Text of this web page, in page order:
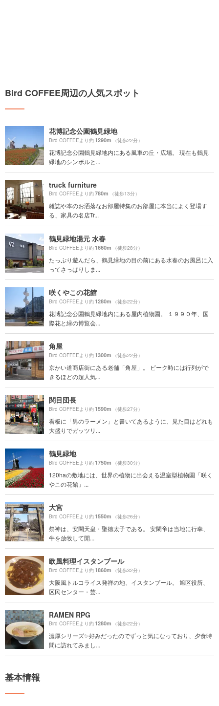
Bird COFFEE周辺の人気スポット
花博記念公園鶴見緑地
Bird COFFEEより約1290m （徒歩22分）
花博記念公園鶴見緑地内にある風車の丘・広場。 現在も鶴見
緑地のシンボルと...
truck furniture
Bird COFFEEより約780m （徒歩13分）
雑誌や本のお洒落なお部屋特集のお部屋に本当によく登場す
る、家具の名店Tr...
鶴見緑地湯元 水春
Bird COFFEEより約1660m （徒歩28分）
たっぷり遊んだら、鶴見緑地の目の前にある水春のお風呂に入
ってさっぱりしま...
咲くやこの花館
Bird COFFEEより約1280m （徒歩22分）
花博記念公園鶴見緑地内にある屋内植物園。 １９９０年、国
際花と緑の博覧会...
角屋
Bird COFFEEより約1300m （徒歩22分）
京かい道商店街にある老舗「角屋」。 ピーク時には行列がで
きるほどの超人気...
関目団長
Bird COFFEEより約1590m （徒歩27分）
看板に「男のラーメン」と書いてあるように、見た目はどれも
大盛りでガッツリ...
鶴見緑地
Bird COFFEEより約1750m （徒歩30分）
120haの敷地には、世界の植物に出会える温室型植物園「咲く
やこの花館」...
大宮
Bird COFFEEより約1550m （徒歩26分）
祭神は、安閑天皇・聖徳太子である。 安閑帝は当地に行幸、
牛を放牧して開...
欧風料理イスタンブール
Bird COFFEEより約1860m （徒歩32分）
大阪風トルコライス発祥の地、イスタンブール。 旭区役所、
区民センター・芸...
RAMEN RPG
Bird COFFEEより約1280m （徒歩22分）
濃厚シリーズ✨好みだったのでずっと気になっており、夕食時
間に訪れてみまし...
基本情報